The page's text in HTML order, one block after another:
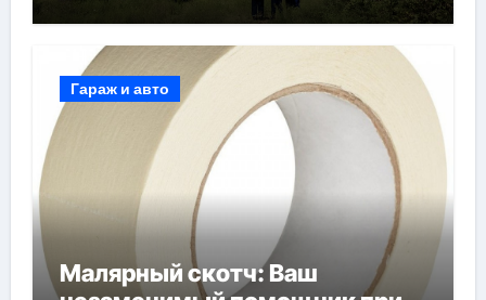
Гараж и авто
Малярный скотч: Ваш